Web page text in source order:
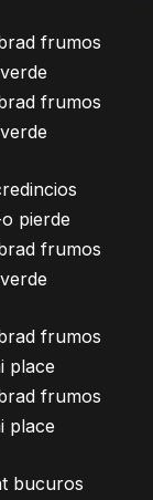
frumos
frumos
pierde
frumos
frumos
place
frumos
place
bucuros